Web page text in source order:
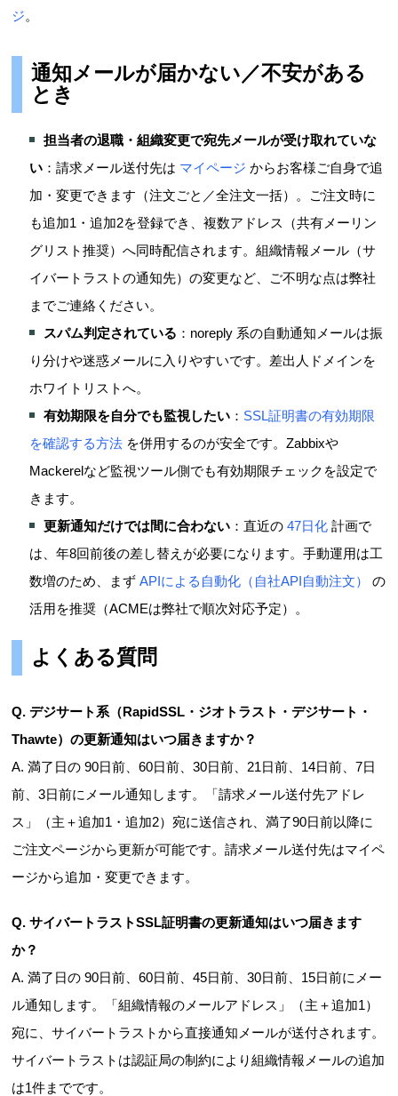
ジ。
通知メールが届かない／不安がある
とき
担当者の退職・組織変更で宛先メールが受け取れていな
い ：請求メール送付先は マイページ からお客様ご自身で追
加・変更できます（注文ごと／全注文一括）。ご注文時に
も追加1・追加2を登録でき、複数アドレス（共有メーリン
グリスト推奨）へ同時配信されます。組織情報メール（サ
イバートラストの通知先）の変更など、ご不明な点は弊社
までご連絡ください。
スパム判定されている ：noreply 系の自動通知メールは振
り分けや迷惑メールに入りやすいです。差出人ドメインを
ホワイトリストへ。
有効期限を自分でも監視したい ： SSL証明書の有効期限
を確認する方法 を併用するのが安全です。Zabbixや
Mackerelなど監視ツール側でも有効期限チェックを設定で
きます。
更新通知だけでは間に合わない ：直近の47日化 計画で
は、年8回前後の差し替えが必要になります。手動運用は工
数増のため、まずAPIによる自動化（自社API自動注文）
の
活用を推奨（ACMEは弊社で順次対応予定）。
よくある質問
Q. デジサート系（RapidSSL・ジオトラスト・デジサート・
Thawte）の更新通知はいつ届きますか？
A. 満了日の 90日前、60日前、30日前、21日前、14日前、7日
前、3日前にメール通知します。「請求メール送付先アドレ
ス」（主＋追加1・追加2）宛に送信され、満了90日前以降に
ご注文ページから更新が可能です。請求メール送付先はマイペ
ージから追加・変更できます。
Q. サイバートラストSSL証明書の更新通知はいつ届きます
か？
A. 満了日の 90日前、60日前、45日前、30日前、15日前にメー
ル通知します。「組織情報のメールアドレス」（主＋追加1）
宛に、サイバートラストから直接通知メールが送付されます。
サイバートラストは認証局の制約により組織情報メールの追加
は1件までです。